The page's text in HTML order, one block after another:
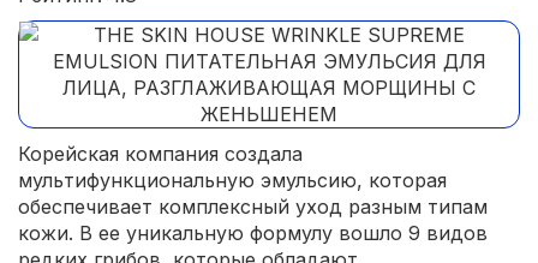
Корейская компания создала
мультифункциональную эмульсию, которая
обеспечивает комплексный уход разным типам
кожи. В ее уникальную формулу вошло 9 видов